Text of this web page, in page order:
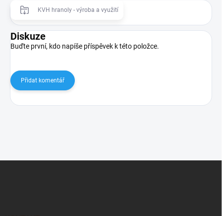
KVH hranoly - výroba a využití
Diskuze
Buďte první, kdo napíše příspěvek k této položce.
Přidat komentář